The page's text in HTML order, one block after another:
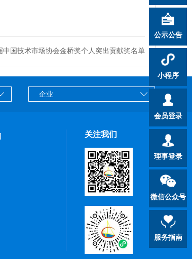
中国技术市场协会金桥奖个人突出贡献奖名单
关注我们
公示公告
小程序
会员登录
理事登录
微信公众号
服务指南